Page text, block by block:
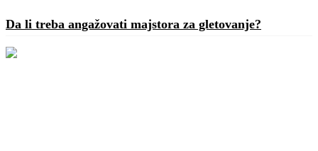
Da li treba angažovati majstora za gletovanje?